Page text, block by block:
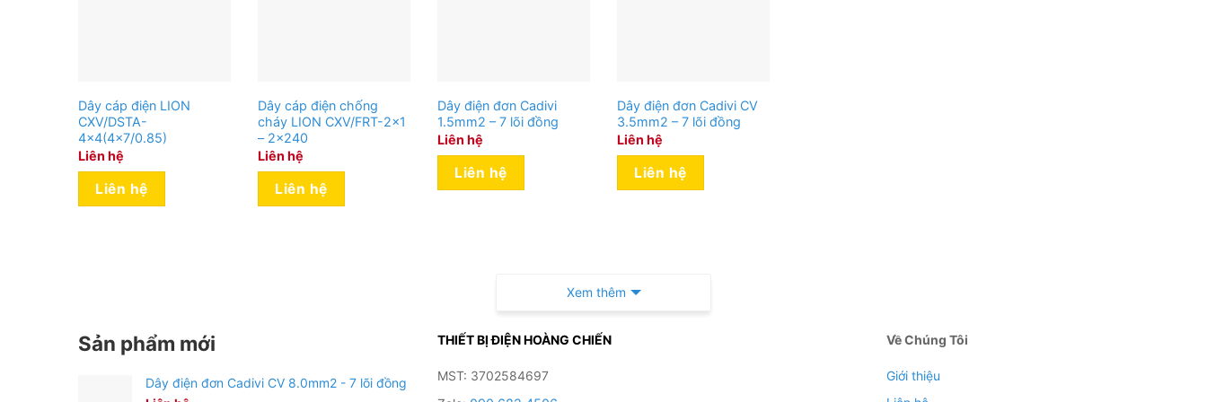
Dây cáp điện LION
CXV/DSTA-
4×4(4×7/0.85)
Liên hệ
Liên hệ
Dây cáp điện chống
cháy LION CXV/FRT-2×1
– 2×240
Liên hệ
Liên hệ
Dây điện đơn Cadivi
1.5mm2 – 7 lõi đồng
Liên hệ
Liên hệ
Dây điện đơn Cadivi CV
3.5mm2 – 7 lõi đồng
Liên hệ
Liên hệ
Xem thêm
Sản phẩm mới
Dây điện đơn Cadivi CV 8.0mm2 - 7 lõi đồng
THIẾT BỊ ĐIỆN HOÀNG CHIẾN
MST: 3702584697
Về Chúng Tôi
Giới thiệu